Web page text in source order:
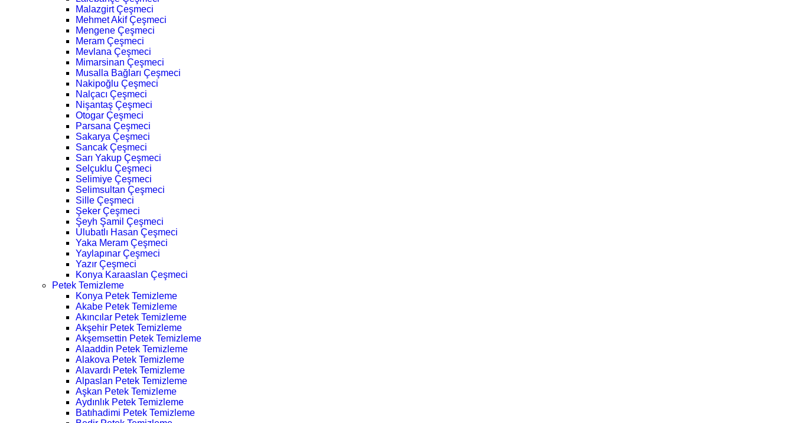
Malazgirt Çeşmeci
Mehmet Akif Çeşmeci
Mengene Çeşmeci
Meram Çeşmeci
Mevlana Çeşmeci
Mimarsinan Çeşmeci
Musalla Bağları Çeşmeci
Nakipoğlu Çeşmeci
Nalçacı Çeşmeci
Nişantaş Çeşmeci
Otogar Çeşmeci
Parsana Çeşmeci
Sakarya Çeşmeci
Sancak Çeşmeci
Sarı Yakup Çeşmeci
Selçuklu Çeşmeci
Selimiye Çeşmeci
Selimsultan Çeşmeci
Sille Çeşmeci
Şeker Çeşmeci
Şeyh Şamil Çeşmeci
Ulubatlı Hasan Çeşmeci
Yaka Meram Çeşmeci
Yaylapınar Çeşmeci
Yazır Çeşmeci
Konya Karaaslan Çeşmeci
Petek Temizleme
Konya Petek Temizleme
Akabe Petek Temizleme
Akıncılar Petek Temizleme
Akşehir Petek Temizleme
Akşemsettin Petek Temizleme
Alaaddin Petek Temizleme
Alakova Petek Temizleme
Alavardı Petek Temizleme
Alpaslan Petek Temizleme
Aşkan Petek Temizleme
Aydınlık Petek Temizleme
Batıhadimi Petek Temizleme